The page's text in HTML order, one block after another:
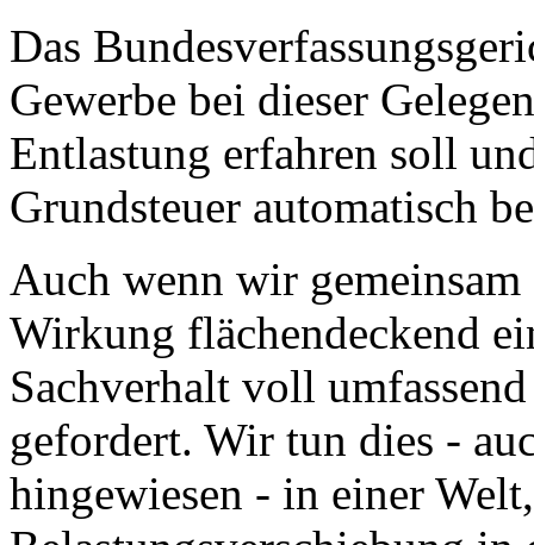
Das
Gewerbe bei dieser
Entlastung erfahren soll
Grundsteuer automatisch
Auch wenn wir gemeinsam
Wirkung flächendeckend
Sachverhalt voll
gefordert. Wir tun dies -
hingewiesen - in einer